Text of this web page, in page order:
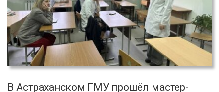
В Астраханском ГМУ прошёл мастер-